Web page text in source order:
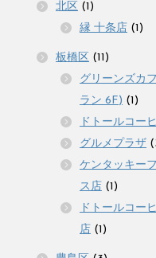
北区 (1)
縁 十条店 (1)
板橋区 (11)
グリーンズカ
ラン 6F) (1)
ドトールコー
グルメプラザ
ケンタッキー
ス店 (1)
ドトールコー
店 (1)